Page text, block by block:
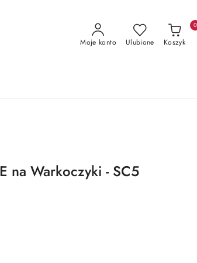
Moje konto Ulubione Koszyk
0
na Warkoczyki - SC5